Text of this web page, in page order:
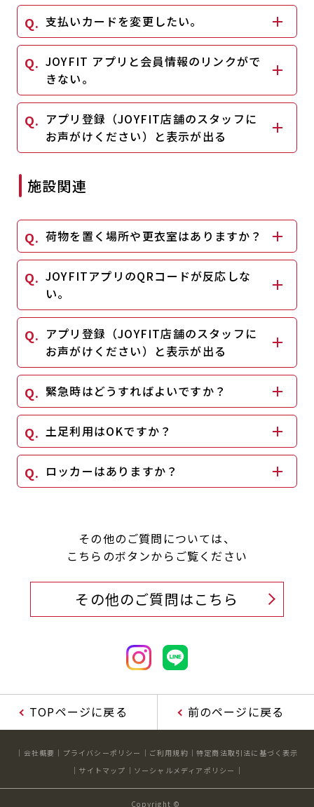
支払いカードを変更したい。
JOYFIT アプリと会員情報のリンクがで
きない。
アプリ登録（JOYFIT店舗のスタッフに
お声がけください）と表示が出る
施設関連
荷物を置く場所や更衣室はありますか？
JOYFITアプリのQRコードが反応しな
い。
アプリ登録（JOYFIT店舗のスタッフに
お声がけください）と表示が出る
緊急時はどうすればよいですか？
土足利用はOKですか？
ロッカーはありますか？
その他のご質問については、
こちらのボタンからご覧ください
その他のご質問はこちら
TOPページに戻る 前のページに戻る
会社概要 プライバシーポリシー ご利用規約
特定商法取引法に基づく表示
サイトマップ
ソーシャルメディアポリシー
Copyright ©